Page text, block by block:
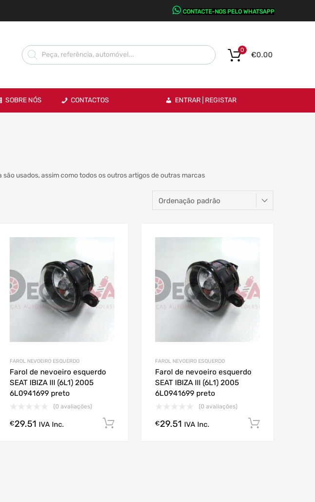
CONTACTE-NOS PELO WHATSAPP
€0.00
0
SOBRE NÓS CONTACTOS ENTRAR | REGISTAR
são usados, assim como todos os outros artigos de outras marcas
Agora!
FAROL NEVOEIRO ESQUERDO
Farol de nevoeiro esquerdo
SEAT IBIZA III (6L1) 2005
6L0941699 preto
(0 avaliações)
€29.51 IVA Inc. Comprar Agora!
FAROL NEVOEIRO ESQUERDO
Farol de nevoeiro esquerdo
SEAT IBIZA III (6L1) 2005
6L0941699 preto
(0 avaliações)
€29.51 IVA Inc.